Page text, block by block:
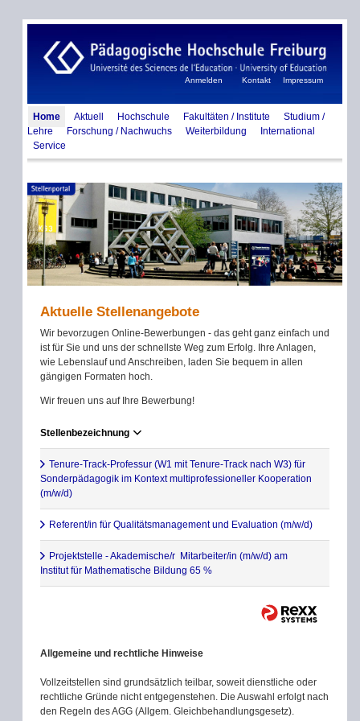
Anmelden Kontakt Impressum
Home Aktuell Hochschule Fakultäten / Institute
Studium /
Lehre
Forschung / Nachwuchs Weiterbildung
International
Service
Aktuelle Stellenangebote
Wir bevorzugen Online-Bewerbungen - das geht ganz einfach und
ist für Sie und uns der schnellste Weg zum Erfolg. Ihre Anlagen,
wie Lebenslauf und Anschreiben, laden Sie bequem in allen
gängigen Formaten hoch.
Wir freuen uns auf Ihre Bewerbung!
Stellenbezeichnung
Tenure-Track-Professur (W1 mit Tenure-Track nach W3) für
Sonderpädagogik im Kontext multiprofessioneller Kooperation
(m/w/d)
Referent/in für Qualitätsmanagement und Evaluation (m/w/d)
Projektstelle - Akademische/r Mitarbeiter/in (m/w/d) am
Institut für Mathematische Bildung 65 %
Allgemeine und rechtliche Hinweise
Vollzeitstellen sind grundsätzlich teilbar, soweit dienstliche oder
rechtliche Gründe nicht entgegenstehen. Die Auswahl erfolgt nach
den Regeln des AGG (Allgem. Gleichbehandlungsgesetz).